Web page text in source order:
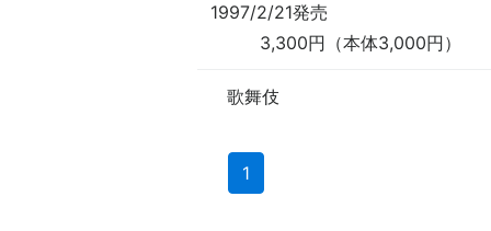
1997/2/21発売
3,300円（本体3,000円）
歌舞伎
1(current)